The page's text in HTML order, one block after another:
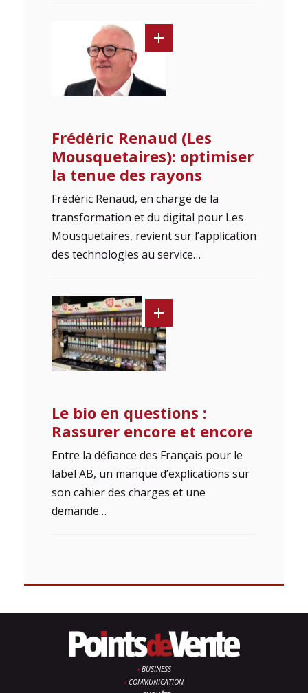
Frédéric Renaud (Les
Mousquetaires): optimiser
la tenue des rayons
Frédéric Renaud, en charge de la
transformation et du digital pour Les
Mousquetaires, revient sur l’application
des technologies au service…
Le bio en questions :
Rassurer encore et encore
Entre la défiance des Français pour le
label AB, un manque d’explications sur
son cahier des charges et une
demande…
BUSINESS
COMMUNICATION